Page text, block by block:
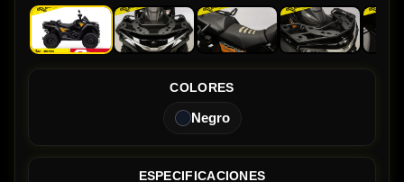
COLORES
Negro
ESPECIFICACIONES